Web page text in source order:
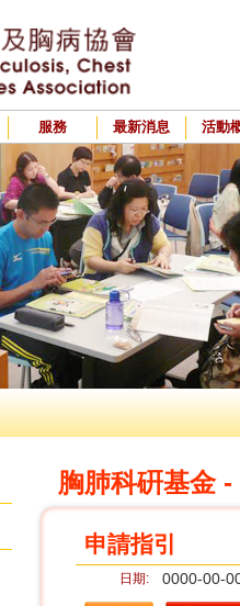
服務 最新消息 活動
胸肺科硏基金
申請指引
日期: 0000-00-